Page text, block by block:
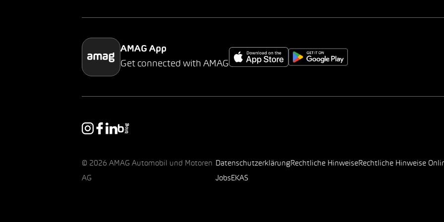
AMAG App
Get connected with AMAG
© 2026 AMAG Automobil und Motoren
AG
Datenschutzerklärung Rechtliche HinweiseRechtliche Hinweise
Jobs EKAS